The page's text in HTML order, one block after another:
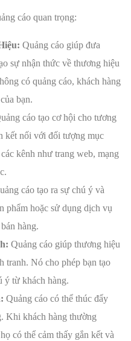
cáo quan trọng:
Quảng cáo giúp đưa
sự nhận thức về thương hiệu
có quảng cáo, khách hàng
bạn.
cáo tạo cơ hội cho tương
kết nối với đối tượng mục
kênh như trang web, mạng
cáo tạo ra sự chú ý và
phẩm hoặc sử dụng dịch vụ
hàng.
Quảng cáo giúp thương hiệu
tranh. Nó cho phép bạn tạo
ý từ khách hàng.
Quảng cáo có thể thúc đẩy
Khi khách hàng thường
có thể cảm thấy gắn kết và